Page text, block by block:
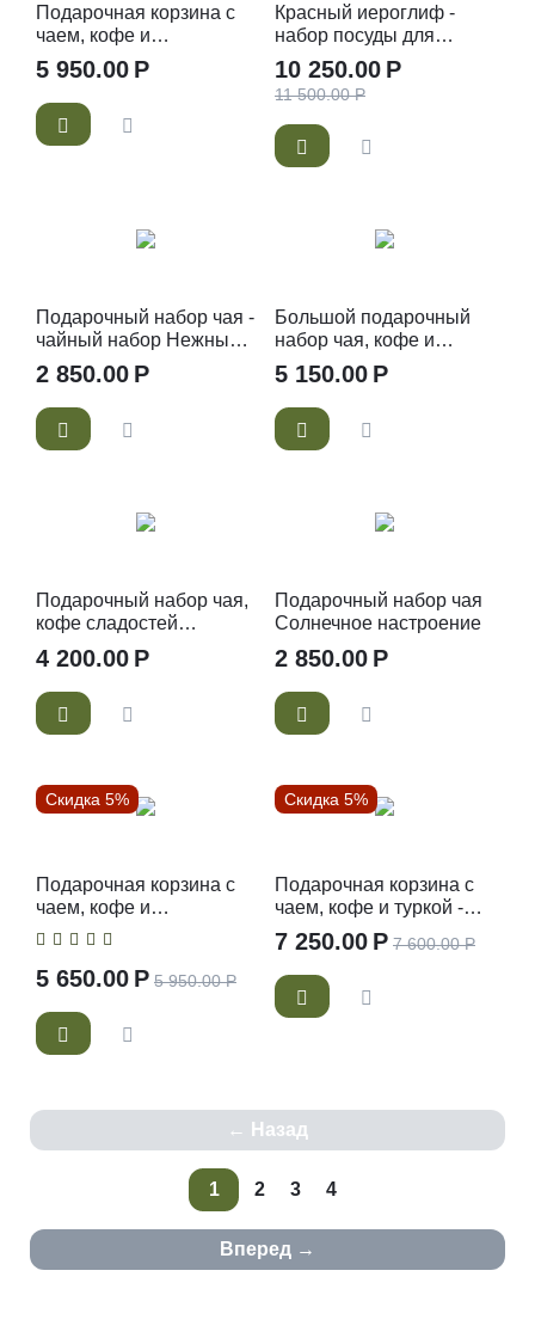
Подарочная корзина с
чаем, кофе и
сладостями -
Подарочный набор чая
и кофе Золотое руно
5 950.00 Р
Красный иероглиф -
набор посуды для
чайной церемонии
10 250.00 Р
11 500.00 Р
Подарочный набор чая -
чайный набор Нежный
зефир
2 850.00 Р
Большой подарочный
набор чая, кофе и
сладостей Юбилей
5 150.00 Р
Подарочный набор чая,
кофе сладостей
Праздничное
настроение
4 200.00 Р
Подарочный набор чая
Солнечное настроение
2 850.00 Р
Скидка 5%
Подарочная корзина с
чаем, кофе и
сладостями Навстречу
набор чая и кофе
5 650.00 Р 5 950.00 Р
Скидка 5%
Подарочная корзина с
чаем, кофе и туркой -
Подарочный набор чая
и кофе
7 250.00 Р 7 600.00 Р
Назад
1 2 3 4
Вперед